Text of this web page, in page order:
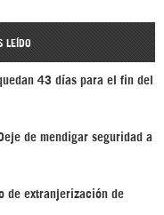
LEÍDO
43 días para el fin del
de mendigar seguridad a
de extranjerización de